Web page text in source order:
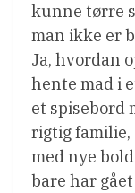
kunne tørre
man ikke er
Ja, hvordan
hente mad i
et spisebord
rigtig familie,
med nye
bare har